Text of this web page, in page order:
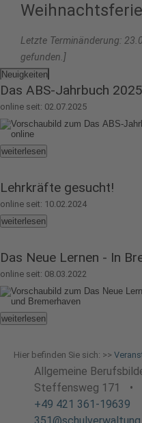
Letzte Terminänderung:
gefunden.]
Neuigkeiten
Das ABS-Jahrbuch
online seit: 02.07.2025
weiterlesen
Lehrkräfte gesucht!
online seit: 10.02.2024
weiterlesen
Das Neue Lernen - In
online seit: 08.03.2022
weiterlesen
Hier befinden Sie sich: >>
Allgemeine
Steffensweg 171
•
+49 421 361-19639